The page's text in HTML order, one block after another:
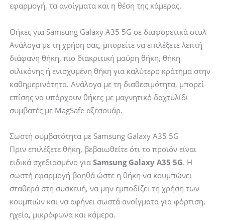
εφαρμογή, τα ανοίγματα και η θέση της κάμερας.
Θήκες για Samsung Galaxy A35 5G σε διαφορετικά στυλ
Ανάλογα με τη χρήση σας, μπορείτε να επιλέξετε λεπτή
διάφανη θήκη, πιο διακριτική μαύρη θήκη, θήκη
σιλικόνης ή ενισχυμένη θήκη για καλύτερο κράτημα στην
καθημερινότητα. Ανάλογα με τη διαθεσιμότητα, μπορεί
επίσης να υπάρχουν θήκες με μαγνητικό δαχτυλίδι
συμβατές με MagSafe αξεσουάρ.
Σωστή συμβατότητα με Samsung Galaxy A35 5G
Πριν επιλέξετε θήκη, βεβαιωθείτε ότι το προϊόν είναι
ειδικά σχεδιασμένο για Samsung Galaxy A35 5G. Η
σωστή εφαρμογή βοηθά ώστε η θήκη να κουμπώνει
σταθερά στη συσκευή, να μην εμποδίζει τη χρήση των
κουμπιών και να αφήνει σωστά ανοίγματα για φόρτιση,
ηχεία, μικρόφωνα και κάμερα.